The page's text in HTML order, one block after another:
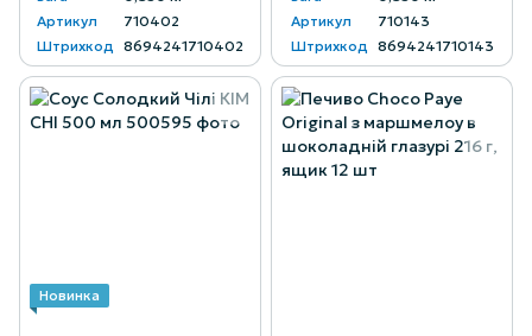
Артикул
710402
Штрихкод 8694241710402
Артикул
710143
Штрихкод 8694241710143
Новинка